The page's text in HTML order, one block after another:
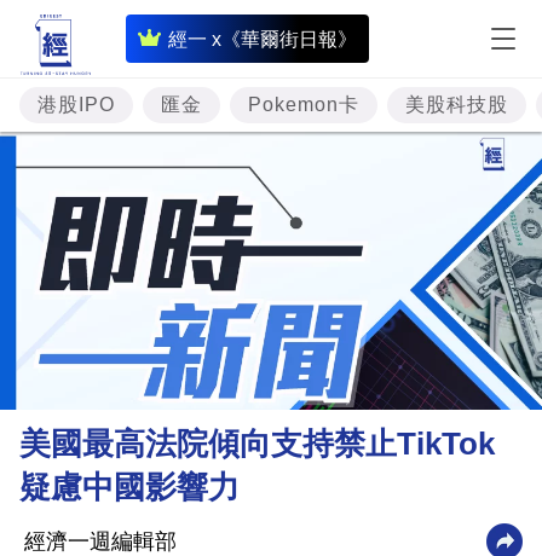
經一 x《華爾街日報》
即
時
財
經
專
題
投
資
樓
市
財
商
業
港股IPO 匯金 Pokemon卡 美股科技股
美國最高法院傾向支持禁止TikTok
疑慮中國影響力
經濟一週編輯部